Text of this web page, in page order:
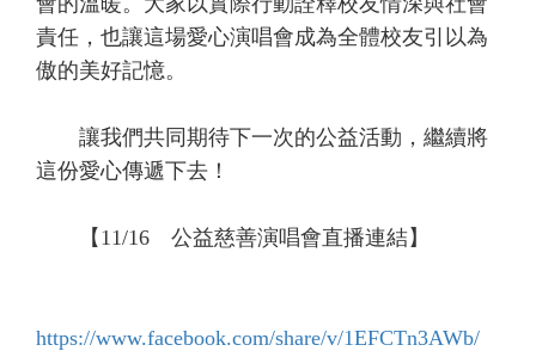
責任，也讓這場愛心演唱會成為全體校友引以為
傲的美好記憶。
讓我們共同期待下一次的公益活動，繼續將
這份愛心傳遞下去！
【11/16 公益慈善演唱會直播連結】
https://www.facebook.com/share/v/1EFCTn3AWb/